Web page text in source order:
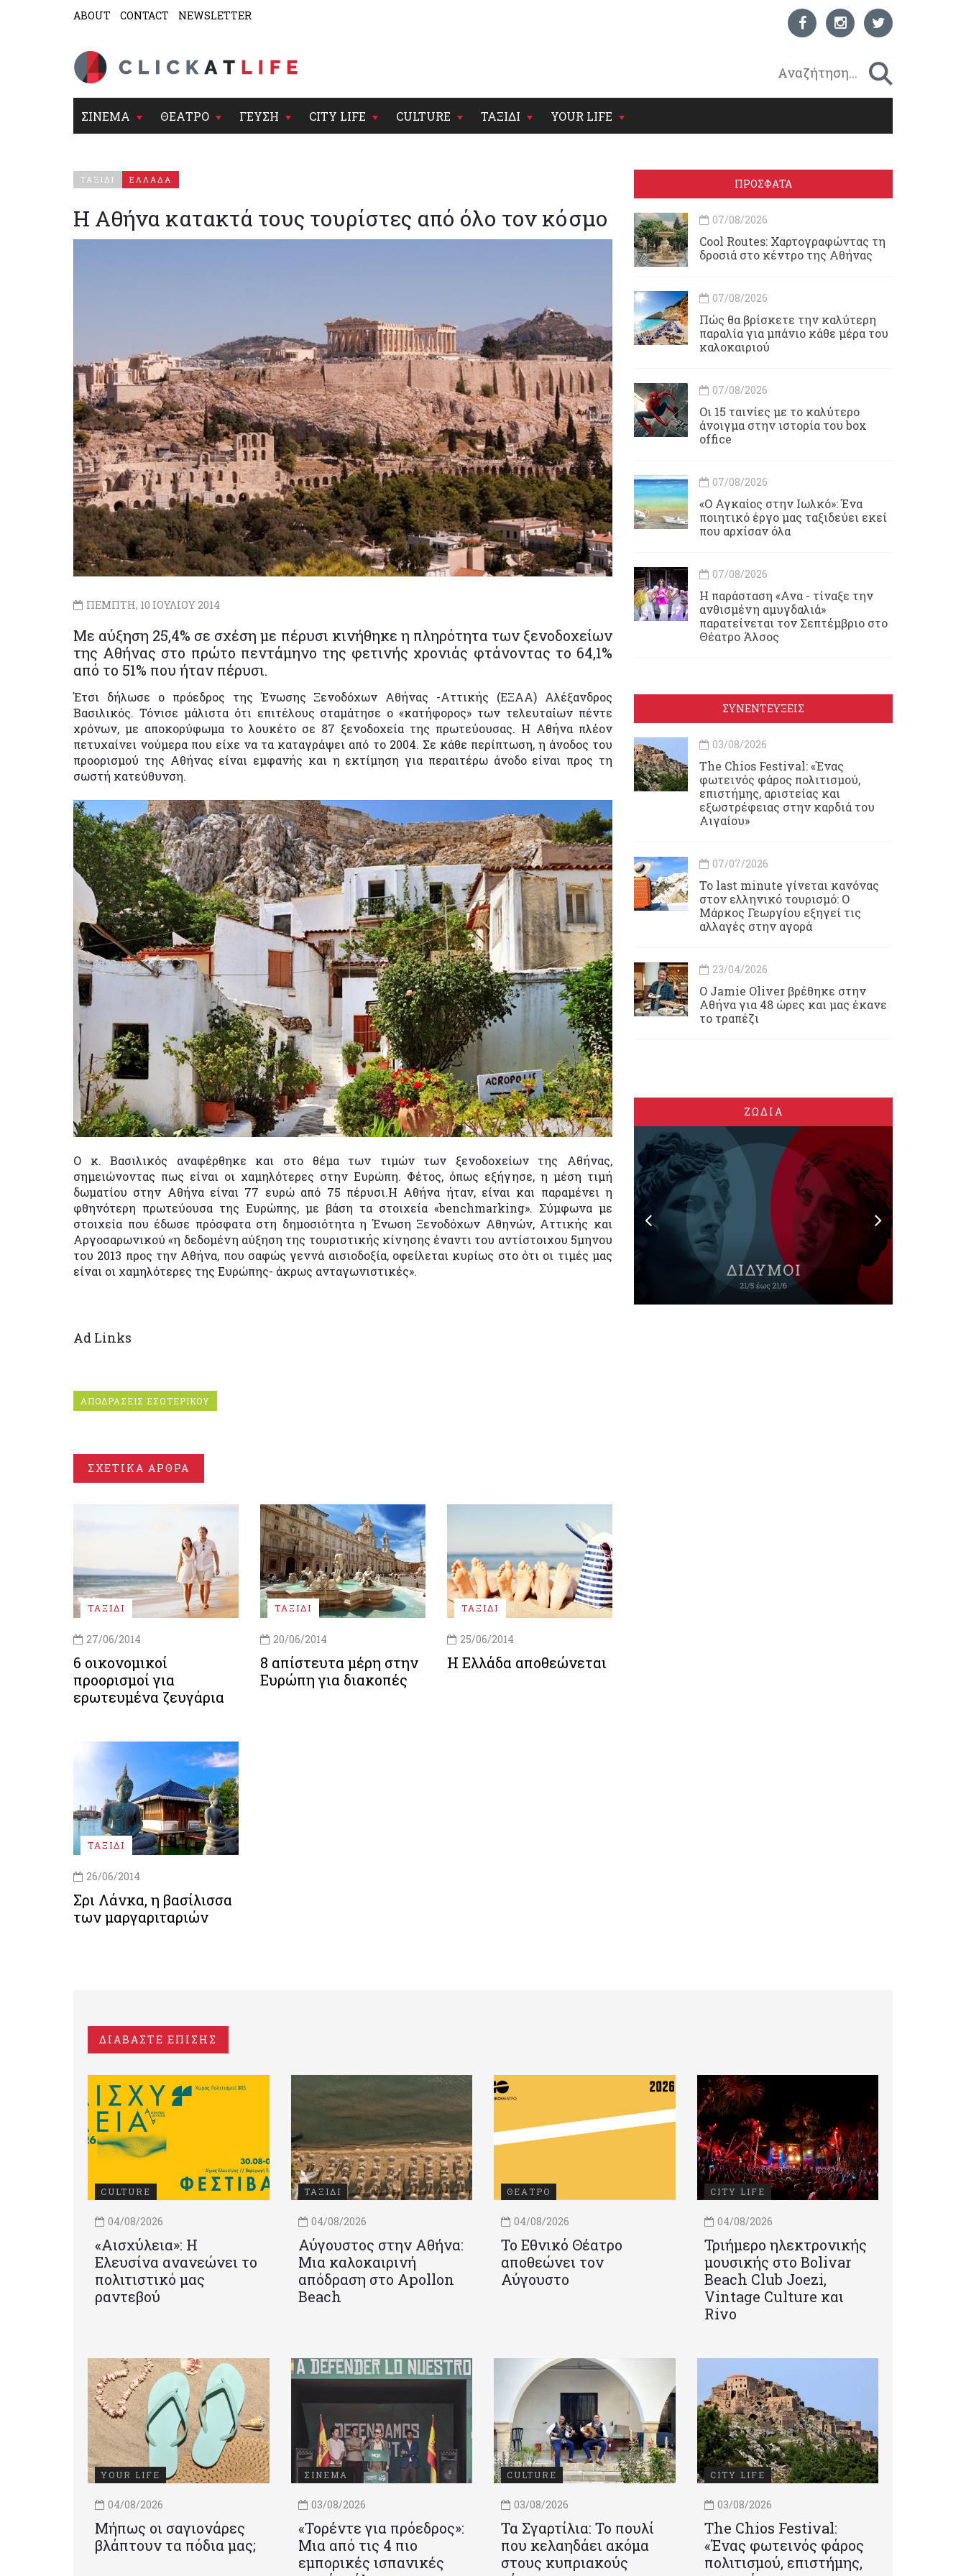
ABOUT CONTACT NEWSLETTER
ΣΙΝΕΜΑ ΘΕΑΤΡΟ ΓΕΥΣΗ CITY LIFE CULTURE ΤΑΞΙΔΙ YOUR LIFE
ΤΑΞΙΔΙ ΕΛΛΑΔΑ
Η Αθήνα κατακτά τους τουρίστες από όλο τον κόσμο
ΠΕΜΠΤΗ, 10 ΙΟΥΛΙΟΥ 2014
Με αύξηση 25,4% σε σχέση με πέρυσι κινήθηκε η πληρότητα των ξενοδοχείων
της Αθήνας στο πρώτο πεντάμηνο της φετινής χρονιάς φτάνοντας το 64,1%
από το 51% που ήταν πέρυσι.
Έτσι δήλωσε ο πρόεδρος της Ένωσης Ξενοδόχων Αθήνας -Αττικής (ΕΞΑΑ) Αλέξανδρος
Βασιλικός. Τόνισε μάλιστα ότι επιτέλους σταμάτησε ο «κατήφορος» των τελευταίων πέντε
χρόνων, με αποκορύφωμα το λουκέτο σε 87 ξενοδοχεία της πρωτεύουσας. Η Αθήνα πλέον
πετυχαίνει νούμερα που είχε να τα καταγράψει από το 2004. Σε κάθε περίπτωση, η άνοδος του
προορισμού της Αθήνας είναι εμφανής και η εκτίμηση για περαιτέρω άνοδο είναι προς τη
σωστή κατεύθυνση.
Ο κ. Βασιλικός αναφέρθηκε και στο θέμα των τιμών των ξενοδοχείων της Αθήνας,
σημειώνοντας πως είναι οι χαμηλότερες στην Ευρώπη. Φέτος, όπως εξήγησε, η μέση τιμή
δωματίου στην Αθήνα είναι 77 ευρώ από 75 πέρυσι.Η Αθήνα ήταν, είναι και παραμένει η
φθηνότερη πρωτεύουσα της Ευρώπης, με βάση τα στοιχεία «benchmarking». Σύμφωνα με
στοιχεία που έδωσε πρόσφατα στη δημοσιότητα η Ένωση Ξενοδόχων Αθηνών, Αττικής και
Αργοσαρωνικού «η δεδομένη αύξηση της τουριστικής κίνησης έναντι του αντίστοιχου 5μηνου
του 2013 προς την Αθήνα, που σαφώς γεννά αισιοδοξία, οφείλεται κυρίως στο ότι οι τιμές μας
είναι οι χαμηλότερες της Ευρώπης- άκρως ανταγωνιστικές».
Ad Links
ΑΠΟΔΡΑΣΕΙΣ ΕΣΩΤΕΡΙΚΟΥ
ΣΧΕΤΙΚΑ ΑΡΘΡΑ
ΤΑΞΙΔΙ
27/06/2014
6 οικονομικοί
προορισμοί για
ερωτευμένα ζευγάρια
ΤΑΞΙΔΙ
20/06/2014
8 απίστευτα μέρη στην
Ευρώπη για διακοπές
ΤΑΞΙΔΙ
25/06/2014
H Ελλάδα αποθεώνεται
ΤΑΞΙΔΙ
26/06/2014
Σρι Λάνκα, η βασίλισσα
των μαργαριταριών
ΠΡΟΣΦΑΤΑ
07/08/2026
Cool Routes: Χαρτογραφώντας τη
δροσιά στο κέντρο της Αθήνας
07/08/2026
Πώς θα βρίσκετε την καλύτερη
παραλία για μπάνιο κάθε μέρα του
καλοκαιριού
07/08/2026
Οι 15 ταινίες με το καλύτερο
άνοιγμα στην ιστορία του box
office
07/08/2026
«Ο Αγκαίος στην Ιωλκό»: Ένα
ποιητικό έργο μας ταξιδεύει εκεί
που αρχίσαν όλα
07/08/2026
Η παράσταση «Ανα - τίναξε την
ανθισμένη αμυγδαλιά»
παρατείνεται τον Σεπτέμβριο στο
Θέατρο Άλσος
ΣΥΝΕΝΤΕΥΞΕΙΣ
03/08/2026
Τhe Chios Festival: «Ένας
φωτεινός φάρος πολιτισμού,
επιστήμης, αριστείας και
εξωστρέφειας στην καρδιά του
Αιγαίου»
07/07/2026
Το last minute γίνεται κανόνας
στον ελληνικό τουρισμό: Ο
Μάρκος Γεωργίου εξηγεί τις
αλλαγές στην αγορά
23/04/2026
Ο Jamie Oliver βρέθηκε στην
Αθήνα για 48 ώρες και μας έκανε
το τραπέζι
ΖΩΔΙΑ
ΔΙΑΒΑΣΤΕ ΕΠΙΣΗΣ
CULTURE
04/08/2026
«Αισχύλεια»: Η
Ελευσίνα ανανεώνει το
πολιτιστικό μας
ραντεβού
ΤΑΞΙΔΙ
04/08/2026
Αύγουστος στην Αθήνα:
Μια καλοκαιρινή
απόδραση στο Apollon
Beach
ΘΕΑΤΡΟ
04/08/2026
Το Εθνικό Θέατρο
αποθεώνει τον
Αύγουστο
CITY LIFE
04/08/2026
Τριήμερο ηλεκτρονικής
μουσικής στο Bolivar
Beach Club Joezi,
Vintage Culture και
Rivo
YOUR LIFE
04/08/2026
Μήπως οι σαγιονάρες
βλάπτουν τα πόδια μας;
ΣΙΝΕΜΑ
03/08/2026
«Τορέντε για πρόεδρος»:
Mια από τις 4 πιο
εμπορικές ισπανικές
CULTURE
03/08/2026
Τα Σγαρτίλια: Το πουλί
που κελαηδάει ακόμα
στους κυπριακούς
CITY LIFE
03/08/2026
Τhe Chios Festival:
«Ένας φωτεινός φάρος
πολιτισμού, επιστήμης,